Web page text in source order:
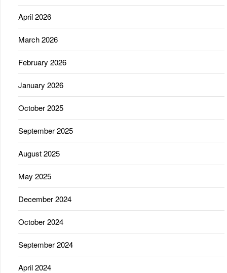
April 2026
March 2026
February 2026
January 2026
October 2025
September 2025
August 2025
May 2025
December 2024
October 2024
September 2024
April 2024